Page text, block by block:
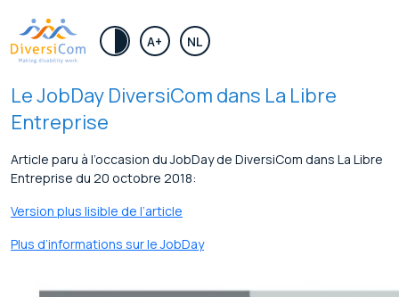
A+ NL
Le JobDay DiversiCom dans La Libre
Entreprise
Article paru à l’occasion du JobDay de DiversiCom dans La Libre
Entreprise du 20 octobre 2018:
Version plus lisible de l’article
Plus d’informations sur le JobDay